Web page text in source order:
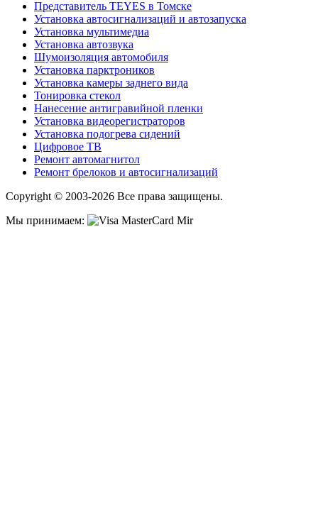
Представитель TEYES в Томске
Установка автосигнализаций и автозапуска
Установка мультимедиа
Установка автозвука
Шумоизоляция автомобиля
Установка парктроников
Установка камеры заднего вида
Тонировка стекол
Нанесение антигравийной пленки
Установка видеорегистраторов
Установка подогрева сидений
Цифровое ТВ
Ремонт автомагнитол
Ремонт брелоков и автосигнализаций
Copyright © 2003-2026 Все права защищены.
Мы принимаем: